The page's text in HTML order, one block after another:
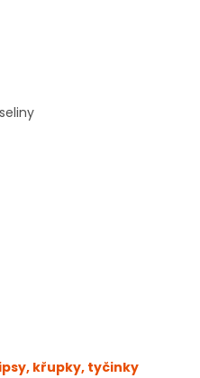
křupky, tyčinky